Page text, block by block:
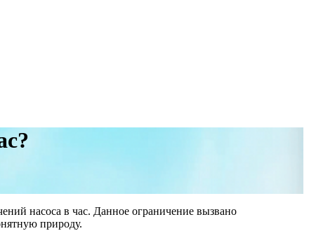
насоса в час. Данное ограничение вызвано
природу.